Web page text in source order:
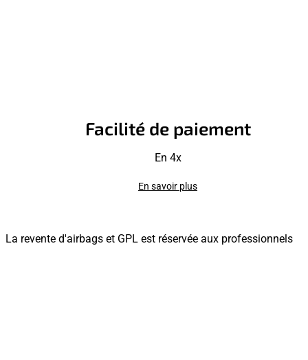
Facilité de paiement
En 4x
En savoir plus
La revente d'airbags et GPL est réservée aux professionnels